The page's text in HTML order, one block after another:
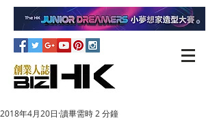
2018年4月20日 讀畢需時 2 分鐘